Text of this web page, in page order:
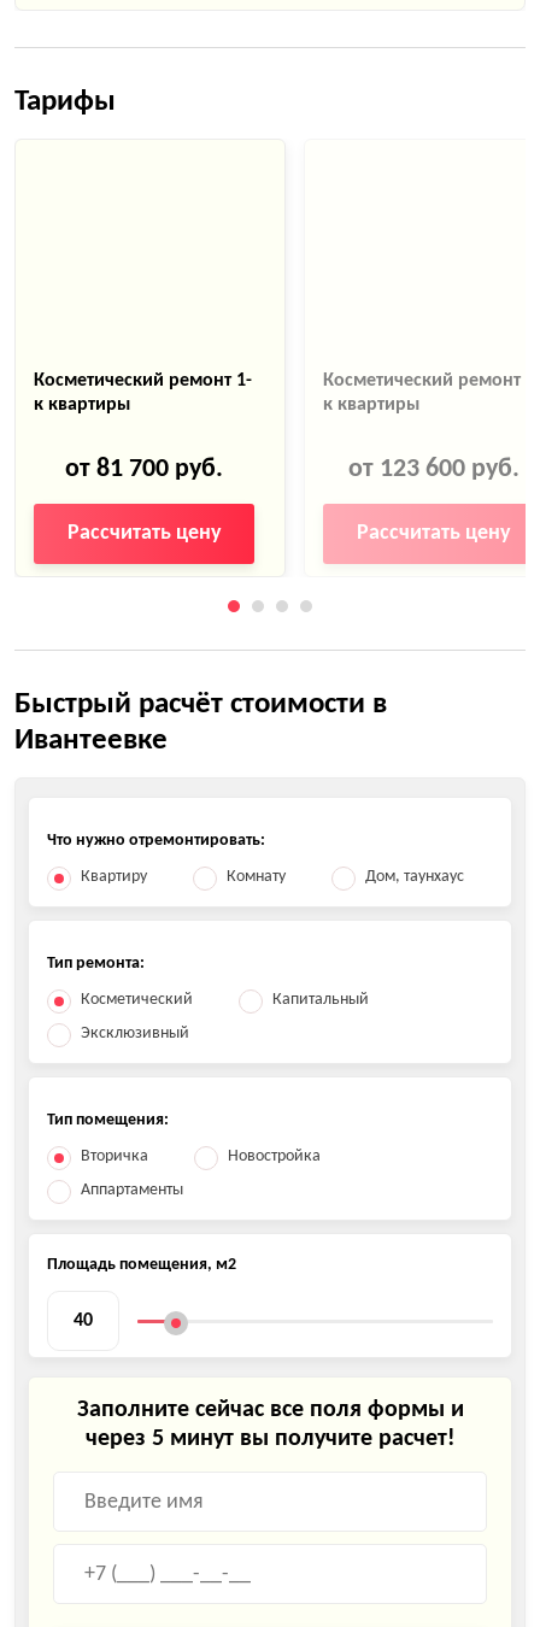
Тарифы
Косметический ремонт 1-
к квартиры
от 81 700 руб.
Рассчитать цену
Косметический ремонт 2-
к квартиры
от 123 600 руб.
Рассчитать цену
Быстрый расчёт стоимости в
Ивантеевке
Что нужно отремонтировать:
Квартиру
Комнату Дом, таунхаус
Тип ремонта:
Косметический
Капитальный
Эксклюзивный
Тип помещения:
Вторичка
Новостройка
Аппартаменты
Площадь помещения, м2
Заполните сейчас все поля формы и
через 5 минут вы получите расчет!